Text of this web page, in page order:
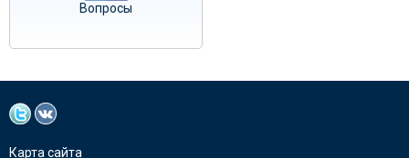
Вопросы
Карта сайта